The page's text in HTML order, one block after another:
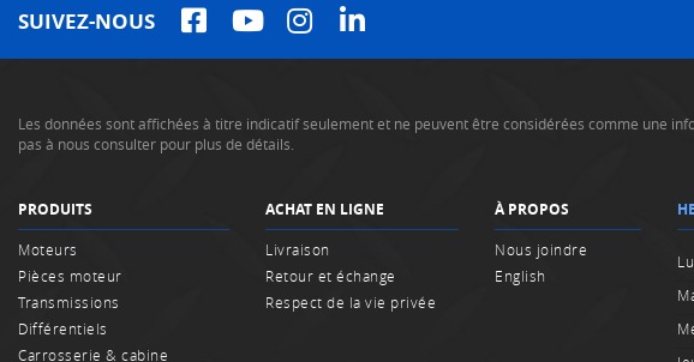
SUIVEZ-NOUS
Les données sont affichées à titre indicatif seulement et ne peuvent être considérées comme une
pas à nous consulter pour plus de détails.
PRODUITS
Moteurs
Pièces moteur
Transmissions
Différentiels
Carrosserie & cabine
ACHAT EN LIGNE
Livraison
Retour et échange
Respect de la vie privée
À PROPOS
Nous joindre
English